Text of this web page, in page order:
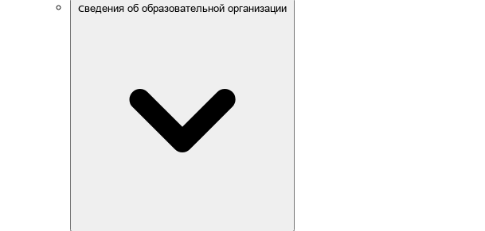
Сведения об образовательной организации